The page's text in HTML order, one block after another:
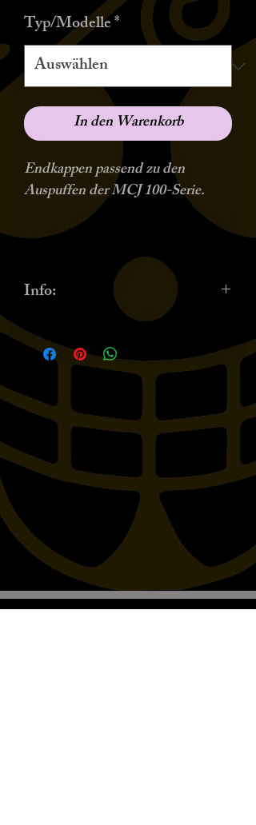
Typ/Modelle*
In den Warenkorb
Endkappen passend zu den
Auspuffen der MCJ 100-Serie.
Info: